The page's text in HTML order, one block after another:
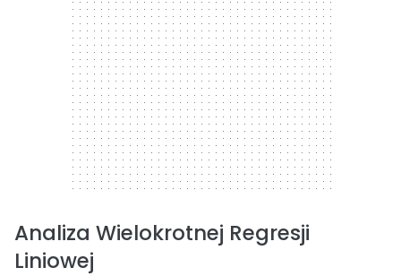
Analiza Wielokrotnej Regresji
Liniowej